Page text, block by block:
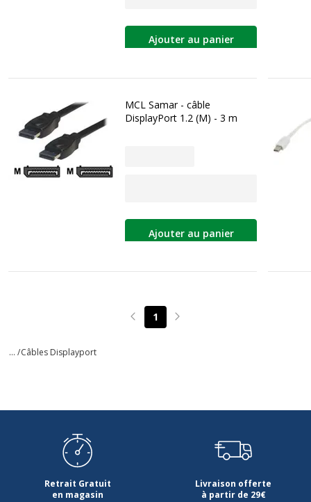
Ajouter au panier
MCL Samar - câble
DisplayPort 1.2 (M) - 3 m
Ajouter au panier
Page précédente
1 Page suivante
... /Câbles Displayport
Retrait Gratuit
en magasin
Livraison offerte
à partir de 29€